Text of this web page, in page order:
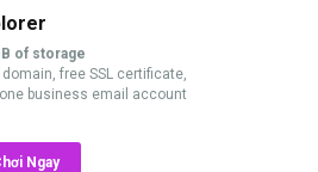
of storage
domain, free SSL certificate,
business email account
Ngay